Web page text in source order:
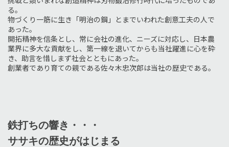
る。
物づくり一筋に生き「明治の鋼」とまでいわれた創意工夫の人で
あった。
開拓精神を信条とし、常に会社の進化、ニーズに対応し、日本農
業界に多大な貢献をし、第一線を退いてからも当社躍進に心を砕
き、助言を惜しまず社会とともにあった。
創業者であり育ての親である佐々木忠次郎は当社の歴史である。
鉄打ちの響き・・・
ササキの歴史がはじまる